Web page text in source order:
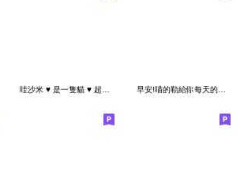
早安!喵的勒給你每天的早安問候